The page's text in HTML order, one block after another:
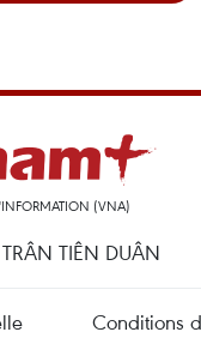
(VNA)
TIÊN DUÂN
Conditions